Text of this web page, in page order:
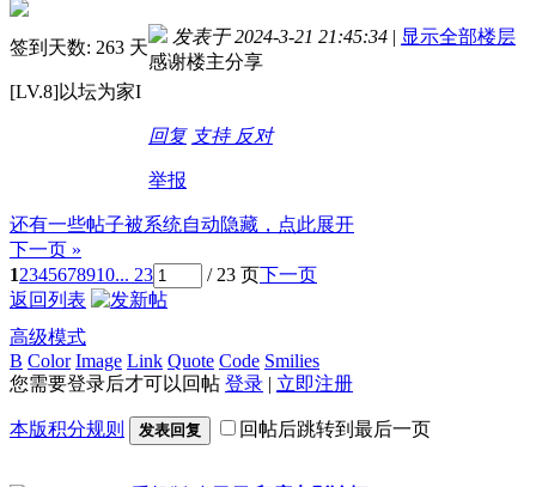
签到天数: 263 天
[LV.8]以坛为家I
发表于 2024-3-21 21:45:34 | 显示全部楼层
感谢楼主分享
回复 支持 反对
举报
还有一些帖子被系统自动隐藏，点此展开
下一页 »
12345678910... 23 / 23 页下一页
返回列表
高级模式
B Color Image Link Quote Code Smilies
您需要登录后才可以回帖 登录 | 立即注册
本版积分规则 发表回复 回帖后跳转到最后一页